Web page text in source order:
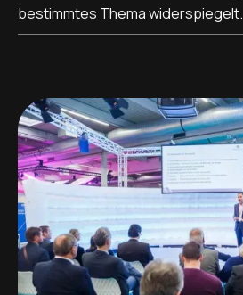
bestimmtes Thema widerspiegelt.